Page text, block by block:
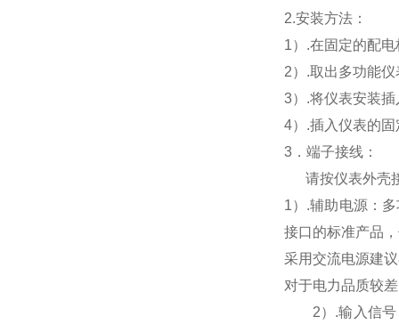
2.安装方法：
1）.在固定的配
2）.取出多功能
3）.将仪表安装
4）.插入仪表的
3 ．端子接线：
请按仪表外壳
1） .辅助电源：
接口的标准产品
采用交流电源建
对于电力品质较
2） .输入信